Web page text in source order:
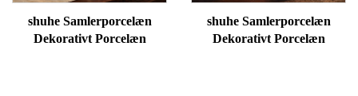
shuhe Samlerporcelæn
Dekorativt Porcelæn
shuhe Samlerporcelæn
Dekorativt Porcelæn